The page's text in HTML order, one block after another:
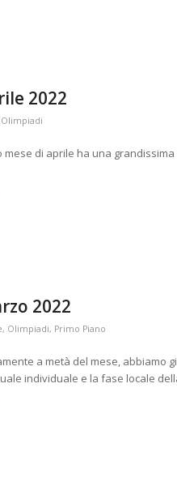
2022
Olimpiadi
mese di aprile ha una
2022
, Olimpiadi, Primo Piano
a metà del mese, abbiamo
individuale e la fase locale